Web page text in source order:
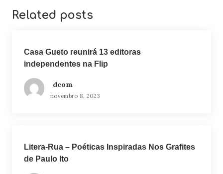
Related posts
Casa Gueto reunirá 13 editoras
independentes na Flip
dcom
novembro 8, 2023
Litera-Rua – Poéticas Inspiradas Nos Grafites
de Paulo Ito